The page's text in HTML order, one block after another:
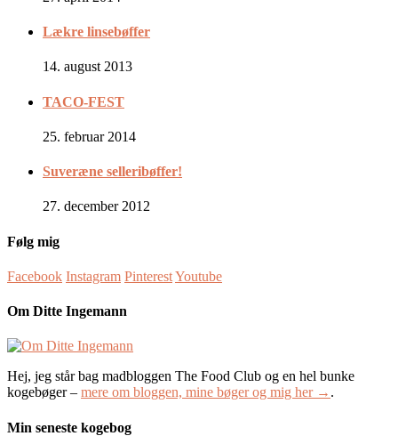
Lækre linsebøffer
14. august 2013
TACO-FEST
25. februar 2014
Suveræne selleribøffer!
27. december 2012
Følg mig
Facebook Instagram PinterestYoutube
Om Ditte Ingemann
Hej, jeg står bag madbloggen The Food Club og en hel bunke
kogebøger – mere om bloggen, mine bøger og mig her → .
Min seneste kogebog